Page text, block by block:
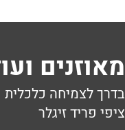
מאוזנים
בדרך לצמיחה כלכלית
ציפי פריד זיגלר